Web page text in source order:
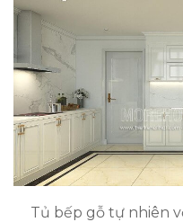
Tủ bếp gỗ tự nhiên